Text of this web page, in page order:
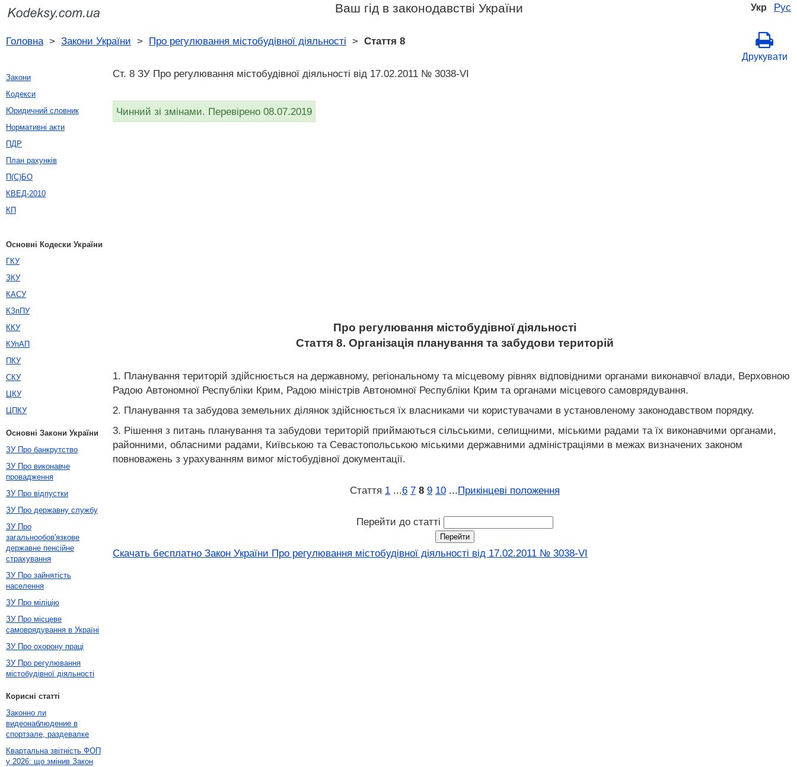
Укр Рус
Ваш гід в законодавстві України
Головна> Закони України > Про регулювання містобудівної діяльності > Стаття 8
Друкувати
Ст. 8 ЗУ Про регулювання містобудівної діяльності вiд 17.02.2011 № 3038-VI
Чинний зі змінами. Перевірено 08.07.2019
Про регулювання містобудівної діяльності
Стаття 8. Організація планування та забудови територій
1. Планування територій здійснюється на державному, регіональному та місцевому рівнях відповідними органами виконавчої влади, Верховною
Радою Автономної Республіки Крим, Радою міністрів Автономної Республіки Крим та органами місцевого самоврядування.
2. Планування та забудова земельних ділянок здійснюється їх власниками чи користувачами в установленому законодавством порядку.
3. Рішення з питань планування та забудови територій приймаються сільськими, селищними, міськими радами та їх виконавчими органами,
районними, обласними радами, Київською та Севастопольською міськими державними адміністраціями в межах визначених законом
повноважень з урахуванням вимог містобудівної документації.
Стаття 1 ...6 7 8 9 10 ...Прикінцеві положення
Перейти до статті
Скачать бесплатно Закон України Про регулювання містобудівної діяльності вiд 17.02.2011 № 3038-VI
Закони
Кодекси
Юридичний словник
Нормативні акти
ПДР
План рахунків
П(С)БО
КВЕД-2010
КП
Основні Кодески України
ГКУ
ЗКУ
КАСУ
КЗпПУ
ККУ
КУпАП
ПКУ
СКУ
ЦКУ
ЦПКУ
Основні Закони України
ЗУ Про банкрутство
ЗУ Про виконавче
провадження
ЗУ Про відпустки
ЗУ Про державну службу
ЗУ Про
загальнообов'язкове
державне пенсійне
страхування
ЗУ Про зайнятість
населення
ЗУ Про міліцію
ЗУ Про місцеве
самоврядування в Україні
ЗУ Про охорону праці
ЗУ Про регулювання
містобудівної діяльності
Корисні статті
Законно ли
видеонаблюдение в
спортзале, раздевалке
Квартальна звітність ФОП
у 2026: що змінив Закон